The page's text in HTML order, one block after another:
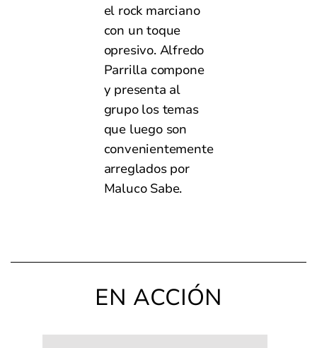
el rock marciano
con un toque
opresivo. Alfredo
Parrilla compone
y presenta al
grupo los temas
que luego son
convenientemente
arreglados por
Maluco Sabe.
EN ACCIÓN